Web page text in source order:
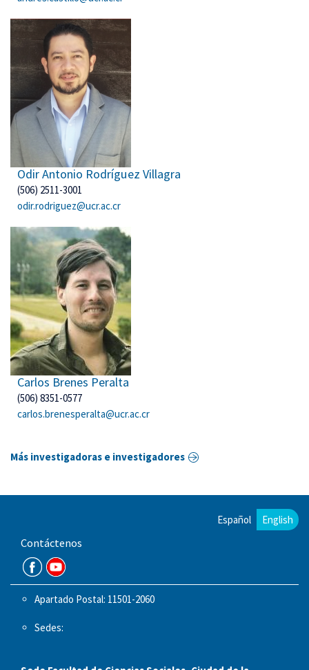
Odir Antonio Rodríguez Villagra
(506) 2511-3001
odir.rodriguez@ucr.ac.cr
Carlos Brenes Peralta
(506) 8351-0577
carlos.brenesperalta@ucr.ac.cr
Más investigadoras e investigadores
Español English
Contáctenos
Apartado Postal: 11501-2060
Sedes: